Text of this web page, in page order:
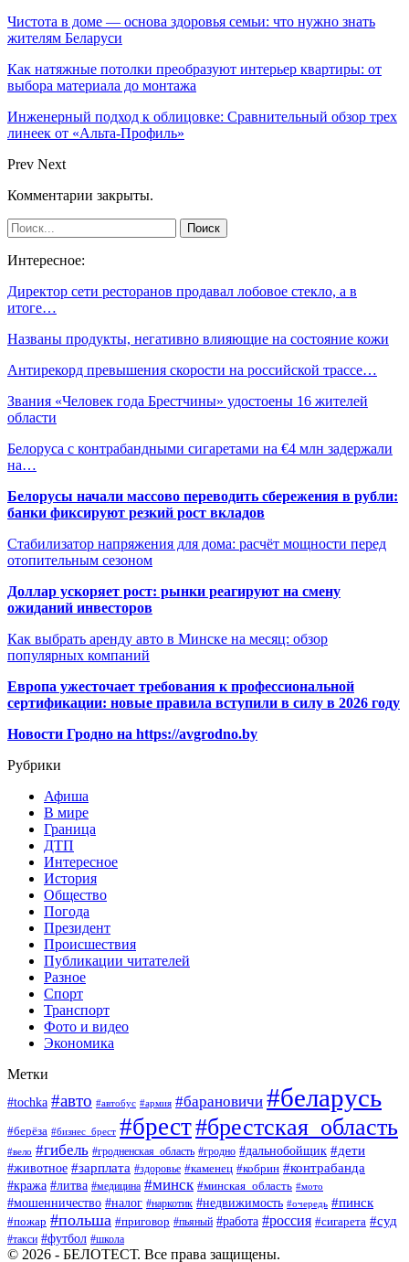
Чистота в доме — основа здоровья семьи: что нужно знать
жителям Беларуси
Как натяжные потолки преобразуют интерьер квартиры: от
выбора материала до монтажа
Инженерный подход к облицовке: Сравнительный обзор трех
линеек от «Альта-Профиль»
Prev Next
Комментарии закрыты.
Интересное:
Директор сети ресторанов продавал лобовое стекло, а в
итоге…
Названы продукты, негативно влияющие на состояние кожи
Антирекорд превышения скорости на российской трассе…
Звания «Человек года Брестчины» удостоены 16 жителей
области
Белоруса с контрабандными сигаретами на €4 млн задержали
на…
Белорусы начали массово переводить сбережения в рубли:
банки фиксируют резкий рост вкладов
Стабилизатор напряжения для дома: расчёт мощности перед
отопительным сезоном
Доллар ускоряет рост: рынки реагируют на смену
ожиданий инвесторов
Как выбрать аренду авто в Минске на месяц: обзор
популярных компаний
Европа ужесточает требования к профессиональной
сертификации: новые правила вступили в силу в 2026 году
Новости Гродно на https://avgrodno.by
Рубрики
Афиша
В мире
Граница
ДТП
Интересное
История
Общество
Погода
Президент
Происшествия
Публикации читателей
Разное
Спорт
Транспорт
Фото и видео
Экономика
Метки
#tochka #авто #автобус #армия #барановичи #беларусь
#берёза #бизнес_брест #брест#брестская_область
#вело #гибель #гродненская_область #гродно #дальнобойщик #дети
#животное #зарплата #здоровье #каменец #кобрин #контрабанда
#кража #литва #медицина #минск #минская_область #мото
#мошенничество #налог #наркотик #недвижимость #очередь #пинск
#пожар #польша #приговор #пьяный #работа #россия #сигарета #суд
#такси #футбол #школа
© 2026 - БЕЛОТЕСТ. Все права защищены.